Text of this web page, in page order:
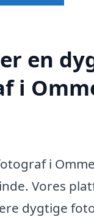
en
i
i
Vores
dygtige